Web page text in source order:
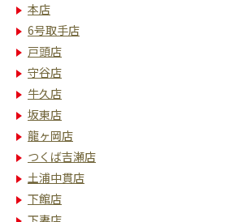
本店
6号取手店
戸頭店
守谷店
牛久店
坂東店
龍ヶ岡店
つくば吉瀬店
土浦中貫店
下館店